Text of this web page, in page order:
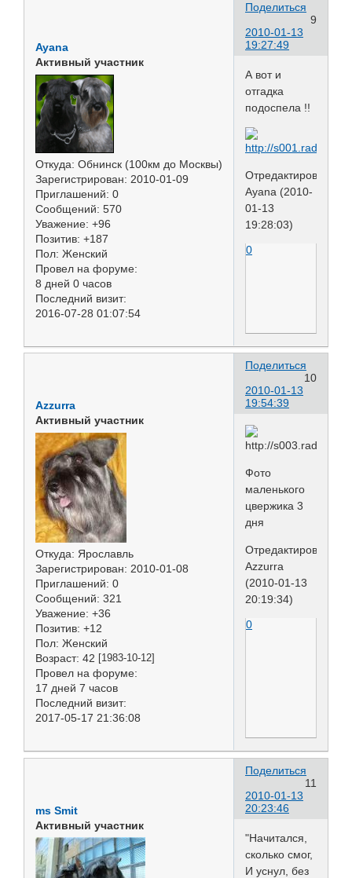
Поделиться
9
2010-01-13
19:27:49
Ayana
Активный участник
Откуда: Обнинск (100км до Москвы)
Зарегистрирован: 2010-01-09
Приглашений: 0
Сообщений: 570
Уважение: +96
Позитив: +187
Пол: Женский
Провел на форуме:
8 дней 0 часов
Последний визит:
2016-07-28 01:07:54
А вот и
отгадка
подоспела !!
Отредактировано
Ayana (2010-
01-13
19:28:03)
0
Поделиться
10
2010-01-13
19:54:39
Azzurra
Активный участник
Откуда: Ярославль
Зарегистрирован: 2010-01-08
Приглашений: 0
Сообщений: 321
Уважение: +36
Позитив: +12
Пол: Женский
Возраст: 42 [1983-10-12]
Провел на форуме:
17 дней 7 часов
Последний визит:
2017-05-17 21:36:08
Фото
маленького
цвержика 3
дня
Отредактировано
Azzurra
(2010-01-13
20:19:34)
0
Поделиться
11
2010-01-13
20:23:46
ms Smit
Активный участник
"Начитался,
сколько смог,
И уснул, без